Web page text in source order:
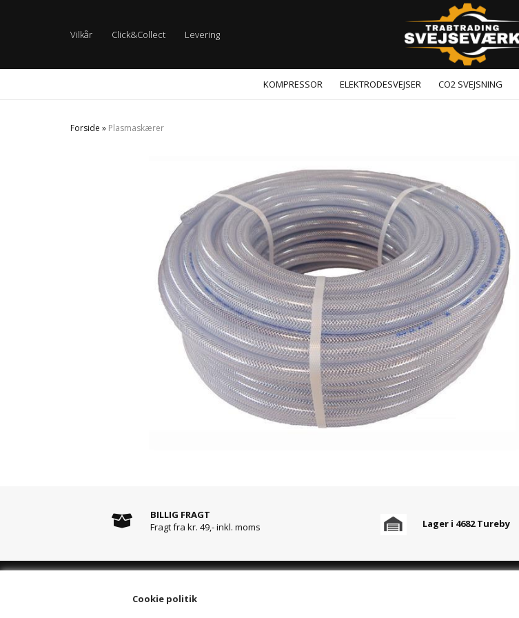
Cookie politik
Vilkår Click&Collect Levering
KOMPRESSOR ELEKTRODESVEJSER CO2 SVEJSNING
Forside » Plasmaskærer
BILLIG FRAGT
Fragt fra kr. 49,- inkl. moms
Lager i 4682 Tureby
LAGERADRESSE